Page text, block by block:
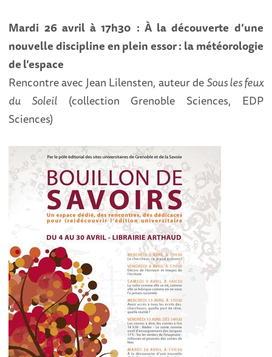
Mardi 26 avril à 17h30 : À la découverte d’une
nouvelle discipline en plein essor : la météorologie
de l’espace
Rencontre avec Jean Lilensten, auteur deSous les feux
du Soleil (collection Grenoble Sciences, EDP
Sciences)